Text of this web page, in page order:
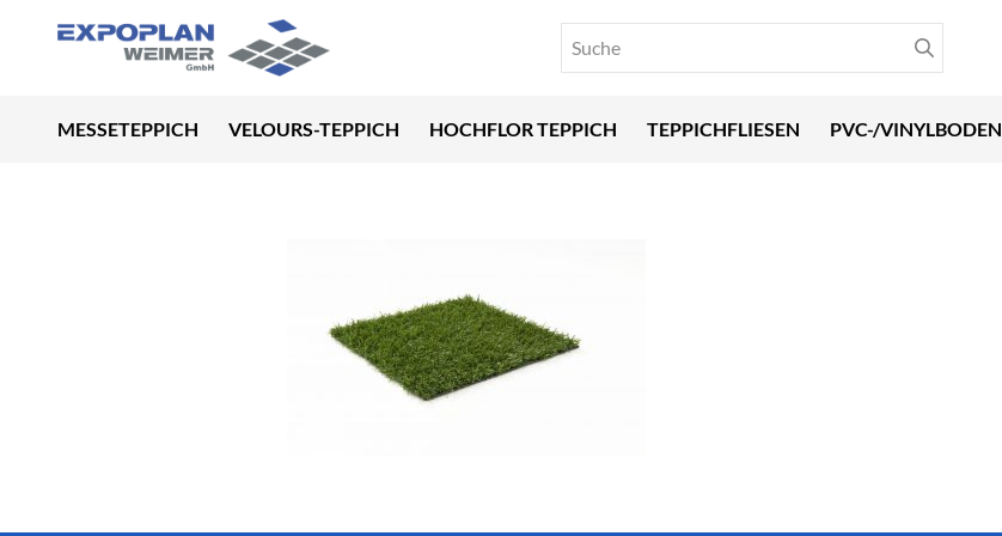
MESSETEPPICH VELOURS-TEPPICH HOCHFLOR TEPPICH TEPPICHFLIESEN PVC-/VINYLBODEN